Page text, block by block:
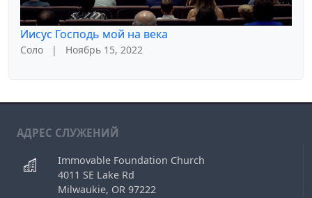
Иисус Господь мой на века
Соло | Ноябрь 15, 2022
АДРЕС СЛУЖЕНИЙ
Immovable Foundation Church
4011 SE Lake Rd
Milwaukie, OR 97222